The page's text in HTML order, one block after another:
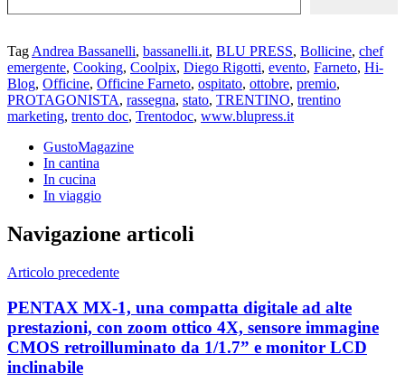
Tag Andrea Bassanelli, bassanelli.it, BLU PRESS, Bollicine, chef
emergente, Cooking, Coolpix, Diego Rigotti, evento, Farneto, Hi-
Blog, Officine, Officine Farneto, ospitato, ottobre, premio,
PROTAGONISTA, rassegna, stato, TRENTINO, trentino
marketing, trento doc, Trentodoc, www.blupress.it
GustoMagazine
In cantina
In cucina
In viaggio
Navigazione articoli
Articolo precedente
PENTAX MX-1, una compatta digitale ad alte
prestazioni, con zoom ottico 4X, sensore immagine
CMOS retroilluminato da 1/1.7” e monitor LCD
inclinabile